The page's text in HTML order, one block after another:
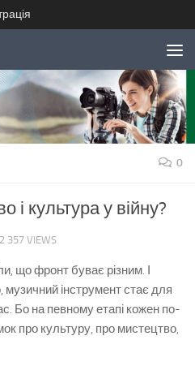
0
і культура у війну?
357 VIEWS
що фронт буває різним. І
музичний інструмент стає для
Бо на певному етапі кожен по-
про культуру, про мистецтво,